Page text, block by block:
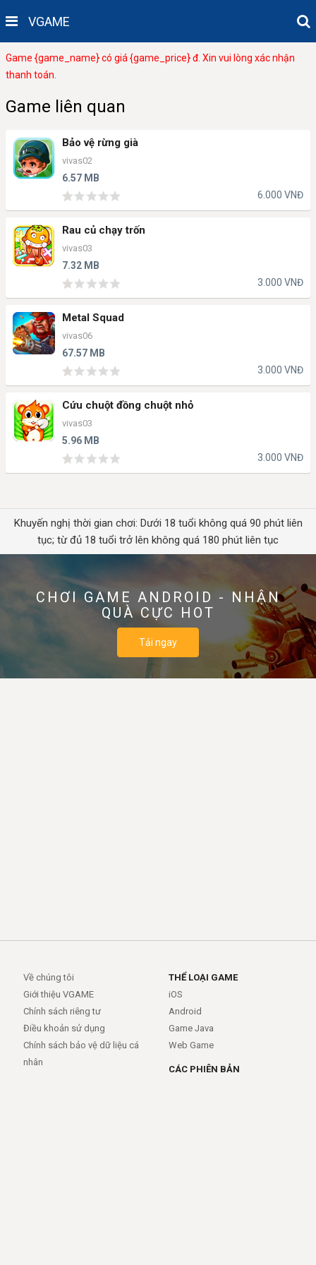
VGAME
Game {game_name} có giá {game_price} đ. Xin vui lòng xác nhận
thanh toán.
Game liên quan
Bảo vệ rừng già
vivas02
6.57 MB
6.000 VNĐ
Rau củ chạy trốn
vivas03
7.32 MB
3.000 VNĐ
Metal Squad
vivas06
67.57 MB
3.000 VNĐ
Cứu chuột đồng chuột nhỏ
vivas03
5.96 MB
3.000 VNĐ
Khuyến nghị thời gian chơi: Dưới 18 tuổi không quá 90 phút liên
tục; từ đủ 18 tuổi trở lên không quá 180 phút liên tục
CHƠI GAME ANDROID - NHẬN
QUÀ CỰC HOT
Tải ngay
Về chúng tôi
Giới thiệu VGAME
Chính sách riêng tư
Điều khoản sử dụng
Chính sách bảo vệ dữ liệu cá
nhân
THỂ LOẠI GAME
iOS
Android
Game Java
Web Game
CÁC PHIÊN BẢN